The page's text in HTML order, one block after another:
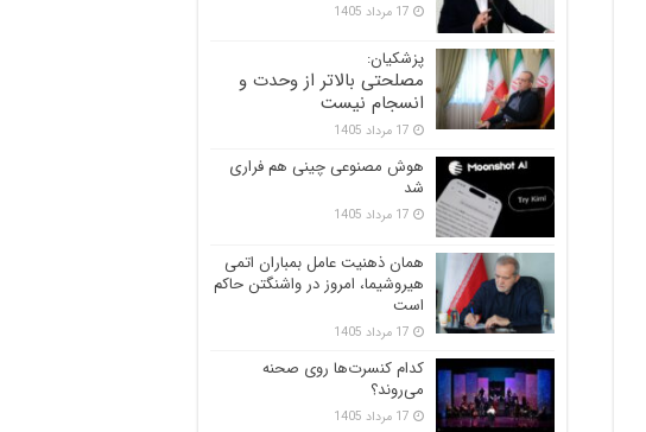
17 مرداد 1405
پزشکیان:
مصلحتی بالاتر از وحدت و
انسجام نیست
17 مرداد 1405
هوش مصنوعی چینی هم فراری
شد
17 مرداد 1405
همان ذهنیت عامل بمباران اتمی
هیروشیما، امروز در واشنگتن حاکم
است
17 مرداد 1405
کدام کنسرت‌ها روی صحنه
می‌روند؟
17 مرداد 1405